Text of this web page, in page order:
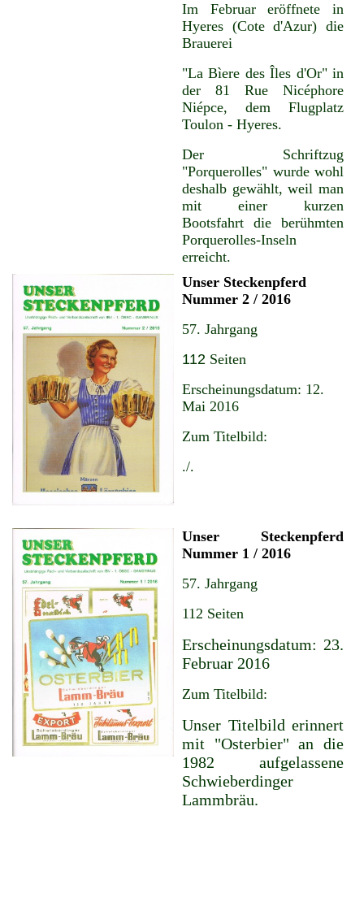
Im Februar eröffnete in
Hyeres (Cote d'Azur) die
Brauerei
"La Bìere des Îles d'Or" in
der 81 Rue Nicéphore
Niépce, dem Flugplatz
Toulon - Hyeres.
Der Schriftzug
"Porquerolles" wurde wohl
deshalb gewählt, weil man
mit einer kurzen
Bootsfahrt die berühmten
Porquerolles-Inseln
erreicht.
Unser Steckenpferd
Nummer 2 / 2016
57. Jahrgang
112 Seiten
Erscheinungsdatum: 12.
Mai 2016
Zum Titelbild:
./.
Unser Steckenpferd
Nummer 1 / 2016
57. Jahrgang
112 Seiten
Erscheinungsdatum: 23.
Februar 2016
Zum Titelbild:
Unser Titelbild erinnert
mit "Osterbier" an die
1982 aufgelassene
Schwieberdinger
Lammbräu.